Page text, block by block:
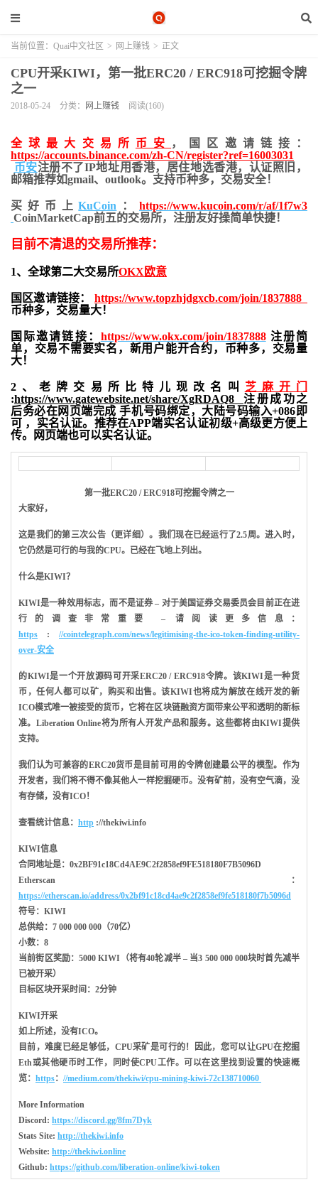
当前位置： Quai中文社区 > 网上赚钱 > 正文
CPU开采KIWI，第一批ERC20 / ERC918可挖掘令牌
之一
2018-05-24 分类： 网上赚钱 阅读(160)
全球最大交易所 币安
，国区邀请链接：
https://accounts.binance.com/zh-CN/register?ref=16003031
币安注册不了IP地址用香港，居住地选香港，认证照旧，
邮箱推荐如gmail、outlook。支持币种多，交易安全！
买好币上KuCoin ：https://www.kucoin.com/r/af/1f7w3
CoinMarketCap前五的交易所，注册友好操简单快捷！
目前不清退的交易所推荐：
1、全球第二大交易所OKX欧意
国区邀请链接： https://www.topzhjdgxcb.com/join/1837888
币种多，交易量大！
国际邀请链接： https://www.okx.com/join/1837888注册简
单，交易不需要实名，新用户能开合约， 币种多，交易量
大！
2、老牌交易所比特儿现改名叫 芝麻开门
:https://www.gatewebsite.net/share/XgRDAQ8 注册成功之
后务必在网页端完成 手机号码绑定，大陆号码输入+086即
可 ，实名认证。推荐在APP端实名认证初级+高级更方便上
传。网页端也可以实名认证。
第一批ERC20 / ERC918可挖掘令牌之一
大家好，
这是我们的第三次公告（更详细）。我们现在已经运行了2.5周。进入时，
它仍然是可行的与我的CPU。已经在飞地上列出。
什么是KIWI？
KIWI是一种效用标志，而不是证券 – 对于美国证券交易委员会目前正在进
行的调查非常重要 – 请阅读更多信息：
https : //cointelegraph.com/news/legitimising-the-ico-token-finding-utility-
over-安全
的KIWI是一个开放源码可开采ERC20 / ERC918令牌。该KIWI是一种货
币，任何人都可以矿，购买和出售。该KIWI也将成为解放在线开发的新
ICO模式唯一被接受的货币，它将在区块链融资方面带来公平和透明的新标
准。Liberation Online将为所有人开发产品和服务。这些都将由KIWI提供
支持。
我们认为可兼容的ERC20货币是目前可用的令牌创建最公平的模型。作为
开发者，我们将不得不像其他人一样挖掘硬币。没有矿前，没有空气滴，没
有存储，没有ICO！
查看统计信息： http ://thekiwi.info
KIWI信息
合同地址是：0x2BF91c18Cd4AE9C2f2858ef9FE518180F7B5096D
Etherscan：
https://etherscan.io/address/0x2bf91c18cd4ae9c2f2858ef9fe518180f7b5096d
符号：KIWI
总供给：7 000 000 000（70亿）
小数：8
当前街区奖励：5000 KIWI（将有40轮减半 – 当3 500 000 000块时首先减半
已被开采）
目标区块开采时间：2分钟
KIWI开采
如上所述，没有ICO。
目前，难度已经足够低，CPU采矿是可行的！因此，您可以让GPU在挖掘
Eth或其他硬币时工作，同时使CPU工作。可以在这里找到设置的快速概
览： https： //medium.com/thekiwi/cpu-mining-kiwi-72c138710060
More Information
Discord: https://discord.gg/8fm7Dyk
Stats Site: http://thekiwi.info
Website: http://thekiwi.online
Github: https://github.com/liberation-online/kiwi-token